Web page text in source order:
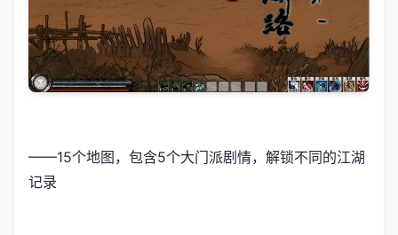
——15个地图，包含5个大门派剧情，解锁不同的江湖
记录